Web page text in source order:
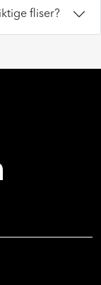
fliser?